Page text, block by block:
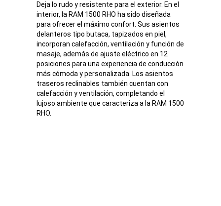
Deja lo rudo y resistente para el exterior. En el
interior, la RAM 1500 RHO ha sido diseñada
para ofrecer el máximo confort. Sus asientos
delanteros tipo butaca, tapizados en piel,
incorporan calefacción, ventilación y función de
masaje, además de ajuste eléctrico en 12
posiciones para una experiencia de conducción
más cómoda y personalizada. Los asientos
traseros reclinables también cuentan con
calefacción y ventilación, completando el
lujoso ambiente que caracteriza a la RAM 1500
RHO.